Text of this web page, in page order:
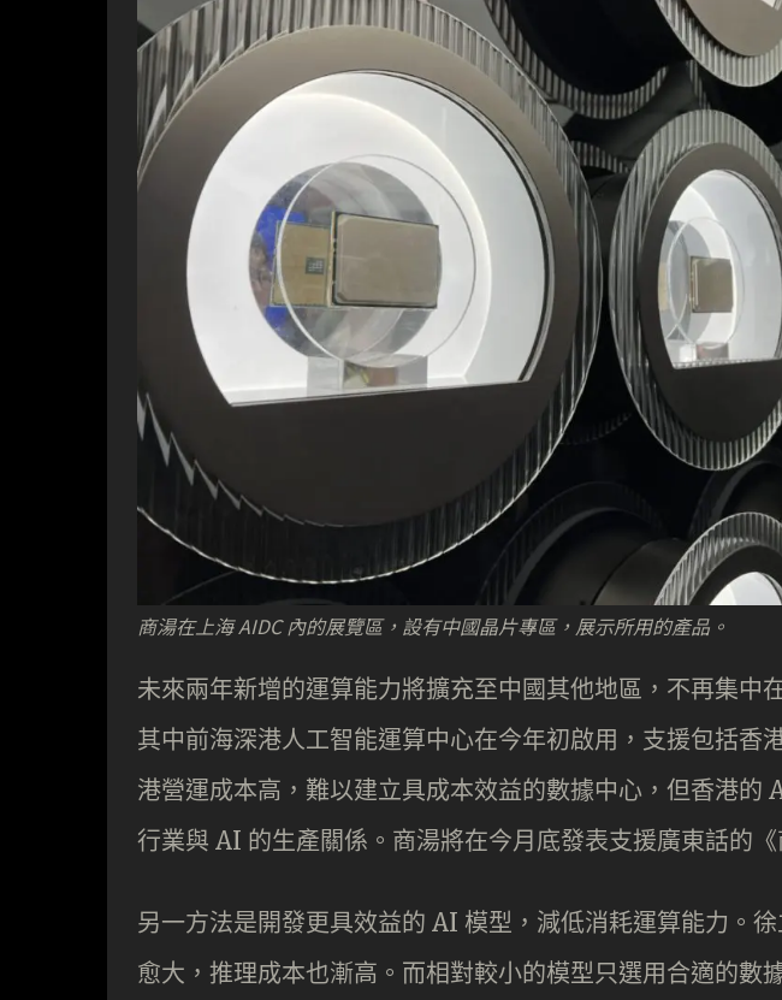
商湯在上海 AIDC 內的展覽區，設有中國晶片專區，展示所用的產品。
未來兩年新增的運算能力將擴充至中國其他地區，不再集中
其中前海深港人工智能運算中心在今年初啟用，支援包括香
港營運成本高，難以建立具成本效益的數據中心，但香港的
行業與 AI 的生產關係。商湯將在今月底發表支援廣東話的《
另一方法是開發更具效益的 AI 模型，減低消耗運算能力。
愈大，推理成本也漸高。而相對較小的模型只選用合適的數